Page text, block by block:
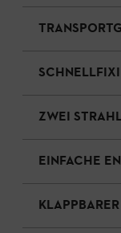
ZWEI
EINFACHE